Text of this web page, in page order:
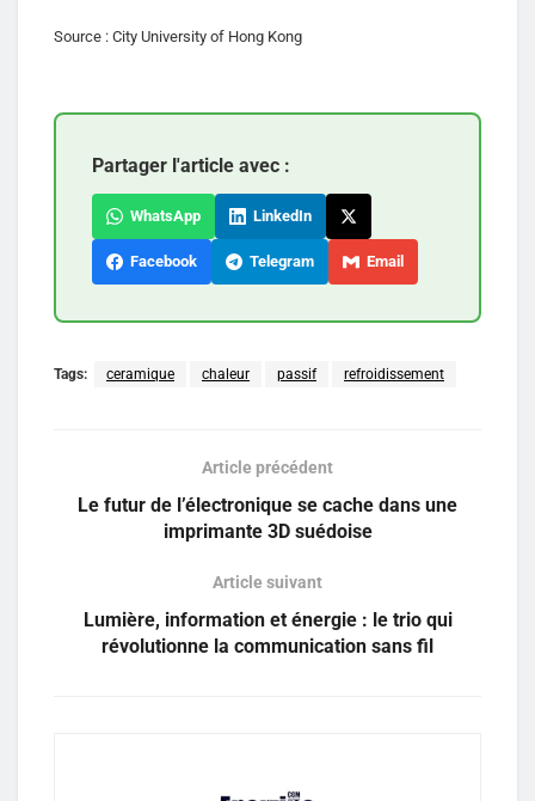
Source : City University of Hong Kong
Partager l'article avec :
WhatsApp LinkedIn
Facebook Telegram Email
Tags: ceramique chaleur passif refroidissement
Article précédent
Le futur de l’électronique se cache dans une
imprimante 3D suédoise
Article suivant
Lumière, information et énergie : le trio qui
révolutionne la communication sans fil